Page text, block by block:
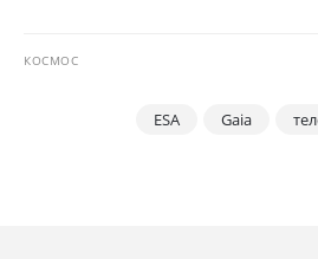
КОСМОС
ESA Gaia